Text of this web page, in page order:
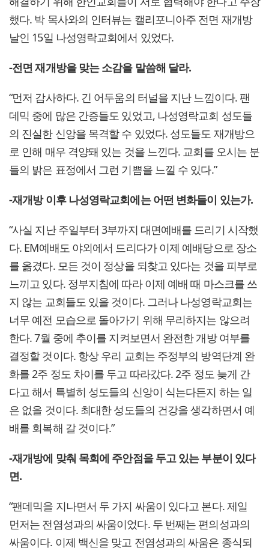
했다. 박 목사와의 인터뷰는 캘리포니아주 전면 재개방
날인 15일 나성영락교회에서 있었다.
-전면 재개방을 맞는 소감을 말씀해 달라.
“먼저 감사하다. 긴 어두움의 터널을 지난 느낌이다. 팬
데믹 중에 많은 간증들도 있었고, 나성영락교회 성도들
의 진실한 신앙을 목격할 수 있었다. 성도들도 재개방으
로 인해 매우 격양돼 있는 것을 느낀다. 교회를 오시는 분
들의 밝은 표정에서 그런 기쁨을 느낄 수 있다.”
-재개방 이후 나성영락교회에는 어떤 변화들이 있는가.
“사실 지난 주일부터 3부까지 대면예배를 드리기 시작했
다. EM예배도 야외에서 드리다가 이제 예배당으로 장소
를 옮겼다. 모든 것이 정상을 되찾고 있다는 것을 피부로
느끼고 있다. 정부지침에 따라 이제 예배 때 마스크를 쓰
지 않는 교회들도 있을 것이다. 그러나 나성영락교회는
너무 예전 모습으로 돌아가기 위해 무리하지는 않으려
한다. 7월 중에 추이를 지켜보면서 완전한 개방 여부를
결정할 것이다. 항상 우리 교회는 주정부의 방역단계 완
화를 2주 정도 차이를 두고 따라갔다. 2주 정도 늦게 간
다고 해서 특별히 성도들의 신앙이 식는다든지 하는 일
은 없을 것이다. 최대한 성도들의 건강을 생각하면서 예
배를 회복해 갈 것이다.”
-재개방에 맞춰 목회에 주안점을 두고 있는 부분이 있다
면.
“팬데믹을 지나면서 두 가지 싸움이 있다고 본다. 제일
먼저는 전염성과의 싸움이었다. 두 번째는 편의성과의
싸움이다. 이제 백신을 맞고 전염성과의 싸움은 종식되